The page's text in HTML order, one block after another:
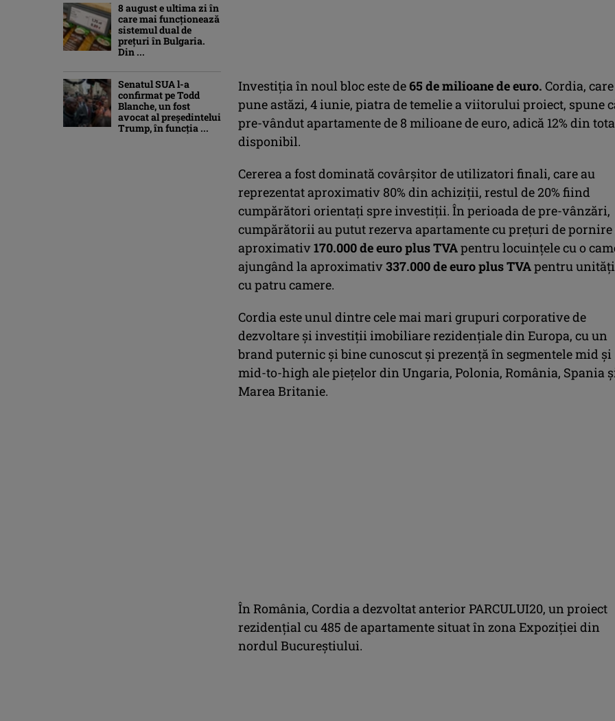
Investiția în noul bloc este de65 de milioane de euro. Cordia, care
pune astăzi, 4 iunie, piatra de temelie a viitorului proiect, spune
pre-vândut apartamente de 8 milioane de euro, adică 12% din
disponibil.
Cererea a fost dominată covârșitor de utilizatori finali, care au
reprezentat aproximativ 80% din achiziții, restul de 20% fiind
cumpărători orientați spre investiții. În perioada de pre-vânzări,
cumpărătorii au putut rezerva apartamente cu prețuri de pornire
aproximativ170.000 de euro plus TVApentru locuințele cu o
ajungând la aproximativ337.000 de euro plus TVApentru
cu patru camere.
Cordia este unul dintre cele mai mari grupuri corporative de
dezvoltare și investiții imobiliare rezidențiale din Europa, cu un
brand puternic și bine cunoscut și prezență în segmentele mid și
mid-to-high ale piețelor din Ungaria, Polonia, România, Spania
Marea Britanie.
În România, Cordia a dezvoltat anterior PARCULUI20, un proiect
rezidențial cu 485 de apartamente situat în zona Expoziției din
nordul Bucureștiului.
8 august e ultima zi în
care mai funcționează
sistemul dual de
prețuri în Bulgaria.
Din ...
Senatul SUA l-a
confirmat pe Todd
Blanche, un fost
avocat al președintelui
Trump, în funcția ...